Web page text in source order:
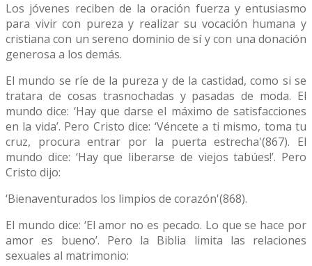
Los jóvenes reciben de la oración fuerza y entusiasmo
para vivir con pureza y realizar su vocación humana y
cristiana con un sereno dominio de sí y con una donación
generosa a los demás.
El mundo se ríe de la pureza y de la castidad, como si se
tratara de cosas trasnochadas y pasadas de moda. El
mundo dice: ‘Hay que darse el máximo de satisfacciones
en la vida’. Pero Cristo dice: ‘Véncete a ti mismo, toma tu
cruz, procura entrar por la puerta estrecha'(867). El
mundo dice: ‘Hay que liberarse de viejos tabúes!’. Pero
Cristo dijo:
‘Bienaventurados los limpios de corazón'(868).
El mundo dice: ‘El amor no es pecado. Lo que se hace por
amor es bueno’. Pero la Biblia limita las relaciones
sexuales al matrimonio: